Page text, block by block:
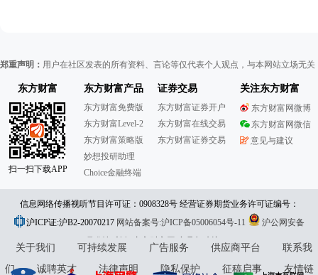
郑重声明： 用户在社区发表的所有资料、言论等仅代表个人观点，与本网站立场无
东方财富
扫一扫下载APP
东方财富产品
东方财富免费版
东方财富Level-2
东方财富策略版
妙想投研助理
Choice金融终端
证券交易
东方财富证券开户
东方财富在线交易
东方财富证券交易
关注东方财富
东方财富网微博
东方财富网微信
意见与建议
信息网络传播视听节目许可证：0908328号 经营证券期货业务许可证编号：
913101046312860336 违法和不良信息举报:021-61278686 举报邮箱：
jubao@eastmoney.com
沪ICP证:沪B2-20070217 网站备案号:沪ICP备05006054号-11
沪公网安备
31010402000120号版权所有:东方财富网意见与建议:4000300059/952500
关于我们 可持续发展 广告服务 供应商平台
联系我
们
诚聘英才 法律声明 隐私保护 征稿启事
友情链